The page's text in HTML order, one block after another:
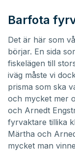
Barfota
Det är här som
börjar. En sida
fiskelägen till
iväg måste vi
prisma som ska
och mycket mer
och Arnedt
fyrvaktare tillika
Märtha och
mycket man